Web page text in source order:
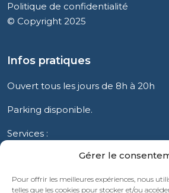
Gérer le
Pour offrir les meilleures expériences, nous
telles que les cookies pour stocker et/ou
Politique de confidentialité
© Copyright 2025
Infos pratiques
Ouvert tous les jours de 8h à 20h
Parking disponible.
Services :